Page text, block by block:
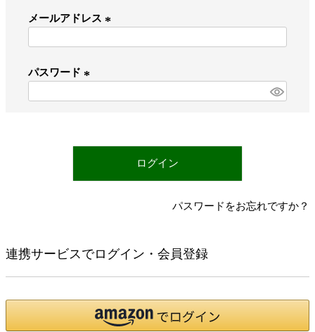
メールアドレス
パスワード
)
ログイン
パスワードをお忘れですか？
連携サービスでログイン・会員登録